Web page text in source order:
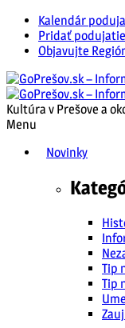
Kalendár
Pridať podujatie
Objavujte
Kultúra v Prešove a
Menu
Novinky
Tip
Tip